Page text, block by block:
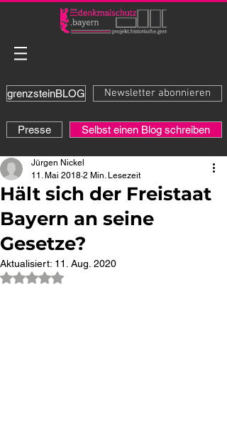
grenzsteinBLOG
Presse
Newsletter abonnieren
Selbst einen Blog schreiben
Hält sich der Freistaat
Bayern an seine
Gesetze?
Jürgen Nickel
11. Mai 2018 2 Min. Lesezeit
Aktualisiert: 11. Aug. 2020
Mit NaN von 5 Sternen bewertet.